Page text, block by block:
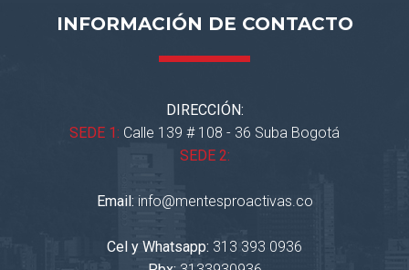
INFORMACIÓN DE CONTACTO
DIRECCIÓN:
SEDE 1: Calle 139 # 108 - 36 Suba Bogotá
SEDE 2:
Email: info@mentesproactivas.co
Cel y Whatsapp: 313 393 0936